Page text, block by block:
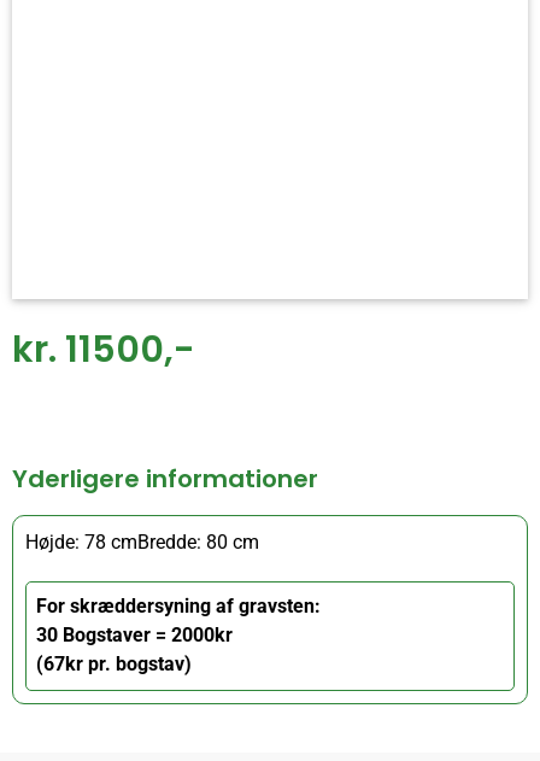
kr. 11500,-
Yderligere informationer
Højde: 78 cmBredde: 80 cm
For skræddersyning af gravsten:
30 Bogstaver = 2000kr
(67kr pr. bogstav)